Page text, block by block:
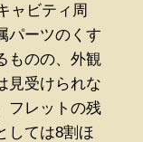
ャビティ周
パーツのくす
ものの、外観
見受けられな
フレットの残
しては8割ほ